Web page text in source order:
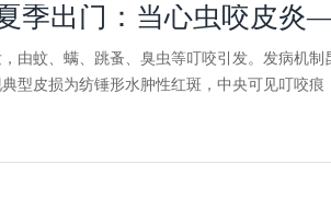
夏季出门：当心虫咬皮
由蚊、螨、跳蚤、臭虫等叮咬引发。发病机
型皮损为纺锤形水肿性红斑，中央可见叮咬